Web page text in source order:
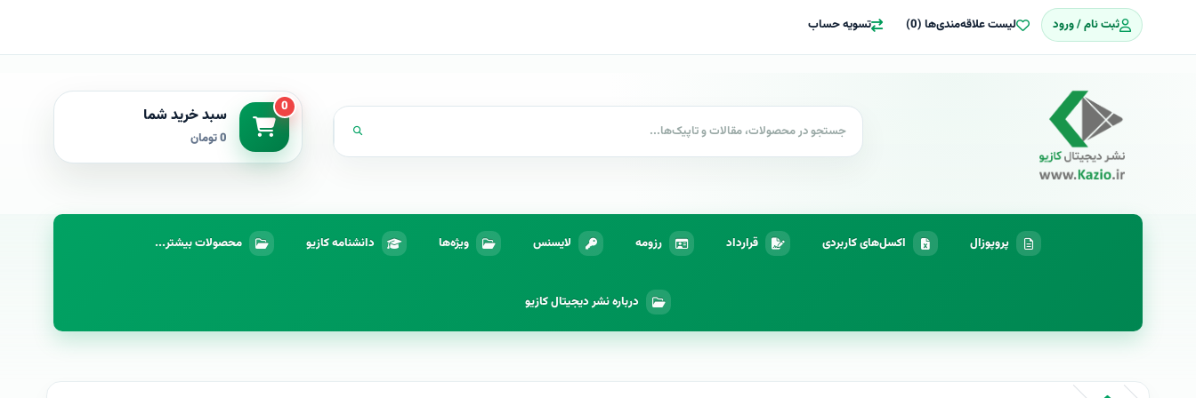
ثبت نام / ورود لیست علاقه‌مندی‌ها (0) تسویه حساب
0 سبد خرید شما
0 تومان
پروپوزال اکسل‌های کاربردی قرارداد رزومه لایسنس ویژه‌ها دانشنامه کازیو محصولات بیشتر...
درباره نشر دیجیتال کازیو